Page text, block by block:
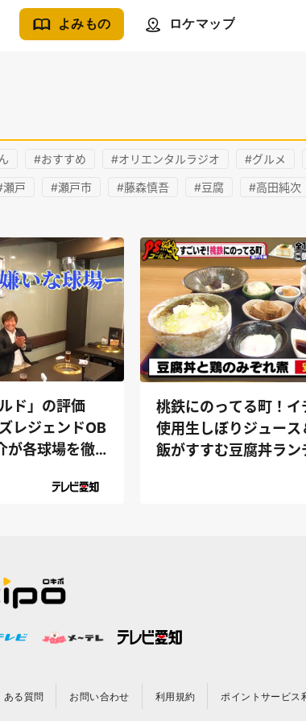
よみもの ロケマップ
#おすすめ #オリエンタルラジオ #グルメ
瀬戸 #瀬戸市 #藤森慎吾 #豆腐 #高田純次
ド」の評価
レジェンドOB
が各球場を徹
桃鉄にのってる町！イ
使用生しぼりジュース
飯がすすむ豆腐丼ラン
ある質問 お問い合わせ 利用規約 ポイントサービス